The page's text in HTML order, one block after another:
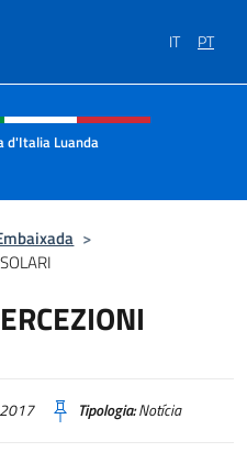
IT PT
do menu
d'Italia Luanda
>
Tipologia:Notícia